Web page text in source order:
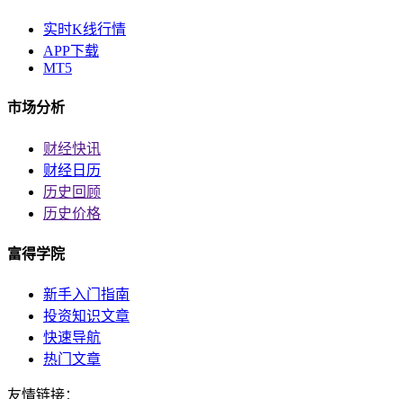
实时K线行情
APP下载
MT5
市场分析
财经快讯
财经日历
历史回顾
历史价格
富得学院
新手入门指南
投资知识文章
快速导航
热门文章
友情链接：